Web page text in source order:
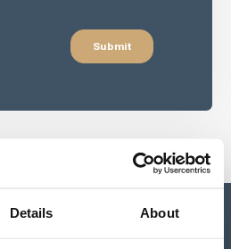
Details About